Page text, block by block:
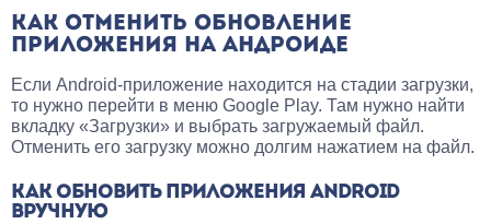
КАК ОТМЕНИТЬ ОБНОВЛЕНИЕ
ПРИЛОЖЕНИЯ НА АНДРОИДЕ
Если Android-приложение находится на стадии загрузки,
то нужно перейти в меню Google Play. Там нужно найти
вкладку «Загрузки» и выбрать загружаемый файл.
Отменить его загрузку можно долгим нажатием на файл.
КАК ОБНОВИТЬ ПРИЛОЖЕНИЯ ANDROID
ВРУЧНУЮ